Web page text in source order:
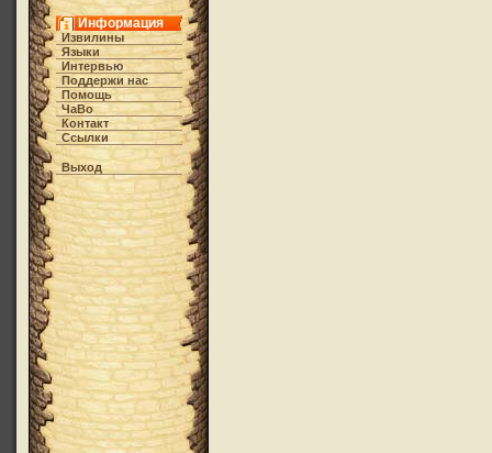
Информация
Извилины
Языки
Интервью
Поддержи нас
Помощь
ЧаВо
Контакт
Ссылки
Выход